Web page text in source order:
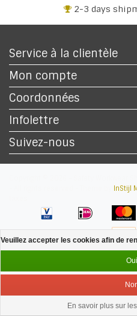
2-3 days
Service à la clientèle
Mon compte
Coordonnées
Infolettre
Suivez-nous
InStijl
Menu
Veuillez accepter les cookies afin de
Oui
En savoir plus sur